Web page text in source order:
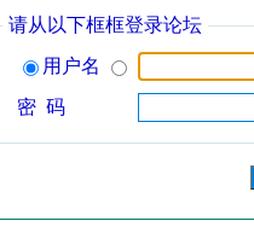
请从以下框框登录论坛
用户名
密 码